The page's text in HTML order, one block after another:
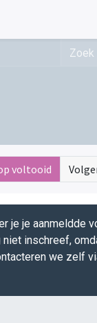
voltooid
je je aanmeldde
inschreef,
we zelf